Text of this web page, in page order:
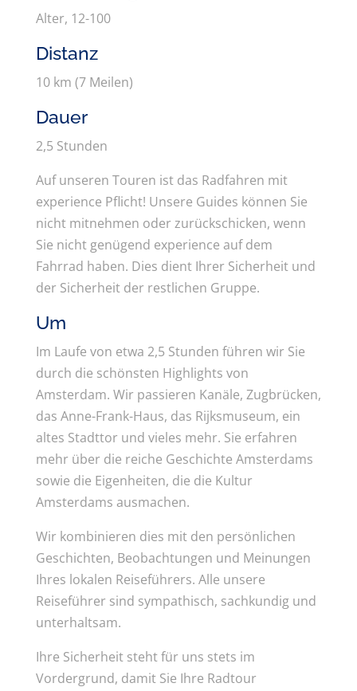
Alter, 12-100
Distanz
10 km (7 Meilen)
Dauer
2,5 Stunden
Auf unseren Touren ist das Radfahren mit
experience Pflicht! Unsere Guides können Sie
nicht mitnehmen oder zurückschicken, wenn
Sie nicht genügend experience auf dem
Fahrrad haben. Dies dient Ihrer Sicherheit und
der Sicherheit der restlichen Gruppe.
Um
Im Laufe von etwa 2,5 Stunden führen wir Sie
durch die schönsten Highlights von
Amsterdam. Wir passieren Kanäle, Zugbrücken,
das Anne-Frank-Haus, das Rijksmuseum, ein
altes Stadttor und vieles mehr. Sie erfahren
mehr über die reiche Geschichte Amsterdams
sowie die Eigenheiten, die die Kultur
Amsterdams ausmachen.
Wir kombinieren dies mit den persönlichen
Geschichten, Beobachtungen und Meinungen
Ihres lokalen Reiseführers. Alle unsere
Reiseführer sind sympathisch, sachkundig und
unterhaltsam.
Ihre Sicherheit steht für uns stets im
Vordergrund, damit Sie Ihre Radtour